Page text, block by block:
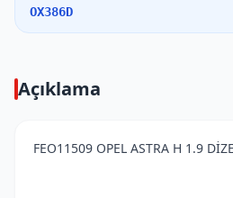
OX386D
Açıklama
FEO11509 OPEL ASTRA H 1.9